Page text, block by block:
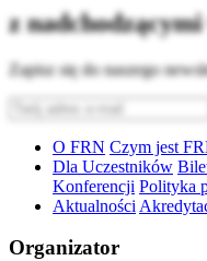
z
Zapisz się do naszego
O FRN Czym jest
Dla Uczestników
Konferencji Polityka
Aktualności
Organizator